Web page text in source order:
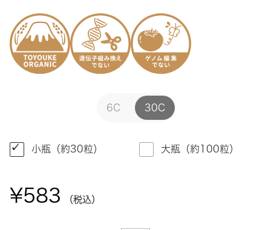
6C 30C
小瓶（約30粒） 大瓶（約100粒）
¥583 （税込）